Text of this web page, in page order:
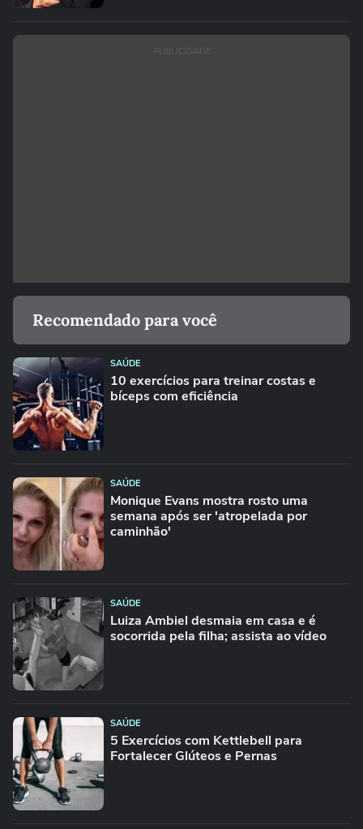
PUBLICIDADE
Recomendado para você
SAÚDE
10 exercícios para treinar costas e
bíceps com eficiência
SAÚDE
Monique Evans mostra rosto uma
semana após ser 'atropelada por
caminhão'
SAÚDE
Luiza Ambiel desmaia em casa e é
socorrida pela filha; assista ao vídeo
SAÚDE
5 Exercícios com Kettlebell para
Fortalecer Glúteos e Pernas